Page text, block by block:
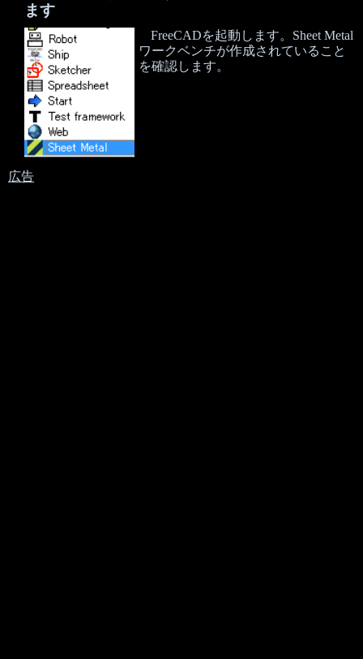
ます
FreeCADを起動します。Sheet Metal
ワークベンチが作成されていること
を確認します。